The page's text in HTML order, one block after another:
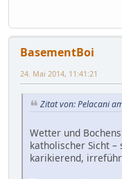
BasementBoi
24. Mai 2014, 11:41:21
Zitat von: Pelacani
Wetter und
katholischer Sicht
karikierend,